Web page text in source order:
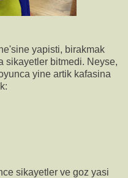
yapisti, birakmak
sikayetler bitmedi. Neyse,
yine artik kafasina
sikayetler ve goz yasi